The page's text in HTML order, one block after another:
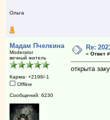
Ольга
Мадам Пчелкина
Moderator
вечный житель
Карма: +2196/-1
Offline
Сообщений: 6230
Re:
« Ответ
открыта